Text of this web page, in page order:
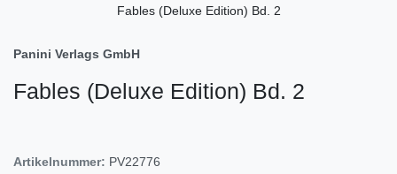
Fables (Deluxe Edition) Bd. 2
Panini Verlags GmbH
Fables (Deluxe Edition) Bd. 2
Artikelnummer: PV22776